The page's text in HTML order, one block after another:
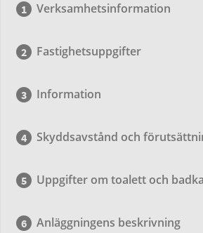
Verksamhetsinformation
Fastighetsuppgifter
Information
Skyddsavstånd och
Uppgifter om toalett och
Anläggningens beskrivning